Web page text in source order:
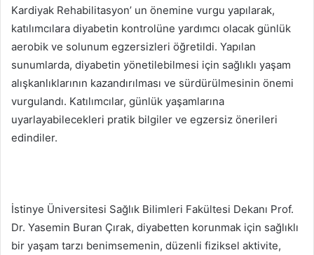
Kardiyak Rehabilitasyon’ un önemine vurgu yapılarak,
katılımcılara diyabetin kontrolüne yardımcı olacak günlük
aerobik ve solunum egzersizleri öğretildi. Yapılan
sunumlarda, diyabetin yönetilebilmesi için sağlıklı yaşam
alışkanlıklarının kazandırılması ve sürdürülmesinin önemi
vurgulandı. Katılımcılar, günlük yaşamlarına
uyarlayabilecekleri pratik bilgiler ve egzersiz önerileri
edindiler.
İstinye Üniversitesi Sağlık Bilimleri Fakültesi Dekanı Prof.
Dr. Yasemin Buran Çırak, diyabetten korunmak için sağlıklı
bir yaşam tarzı benimsemenin, düzenli fiziksel aktivite,